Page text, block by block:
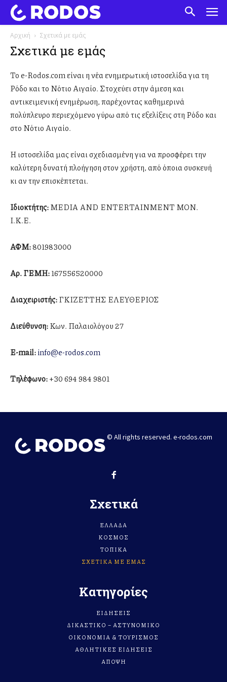
Αρχική Σχετικά με εμάς
Σχετικά με εμάς
Το e-Rodos.com είναι η νέα ενημερωτική ιστοσελίδα για τη
Ρόδο και το Νότιο Αιγαίο. Στοχεύει στην άμεση και
αντικειμενική ενημέρωση, παρέχοντας καθημερινά
πολύπλευρο περιεχόμενο γύρω από τις εξελίξεις στη Ρόδο και
στο Νότιο Αιγαίο.
Η ιστοσελίδα μας είναι σχεδιασμένη για να προσφέρει την
καλύτερη δυνατή πλοήγηση στον χρήστη, από όποια συσκευή
κι αν την επισκέπτεται.
Ιδιοκτήτης:MEDIA AND ENTERTAINMENT ΜΟΝ.
Ι.Κ.Ε.
ΑΦΜ:801983000
Αρ. ΓΕΜΗ:167556520000
Διαχειριστής:ΓΚΙΖΕΤΤΗΣ ΕΛΕΥΘΕΡΙΟΣ
Διεύθυνση:Κων. Παλαιολόγου 27
E-mail:info@e-rodos.com
Tηλέφωνο:+30 694 984 9801
© All rights reserved. e-rodos.com
Σχετικά
ΕΛΛΆΔΑ
ΚΌΣΜΟΣ
ΤΟΠΙΚΆ
ΣΧΕΤΙΚΆ ΜΕ ΕΜΆΣ
Κατηγορίες
ΕΙΔΗΣΕΙΣ
ΔΙΚΑΣΤΙΚΟ – ΑΣΤΥΝΟΜΙΚΟ
ΟΙΚΟΝΟΜΙΑ & ΤΟΥΡΙΣΜΟΣ
ΑΘΛΗΤΙΚΕΣ ΕΙΔΗΣΕΙΣ
ΑΠΟΨΗ